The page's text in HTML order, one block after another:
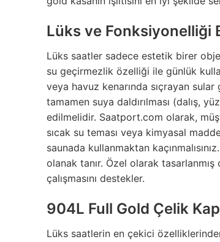
Lüks ve Fonksiyonelliği
Lüks saatler sadece estetik birer
su geçirmezlik özelliği ile günlük
veya havuz kenarında sıçrayan
tamamen suya daldırılması (dalış,
edilmelidir. Saatport.com olarak,
sıcak su teması veya kimyasal
saunada kullanmaktan
olanak tanır. Özel olarak
çalışmasını destekler.
904L Full Gold Çelik
Lüks saatlerin en çekici